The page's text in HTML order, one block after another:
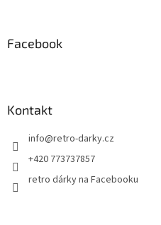
Facebook
Kontakt
info@retro-darky.cz
+420 773737857
retro dárky na Facebooku